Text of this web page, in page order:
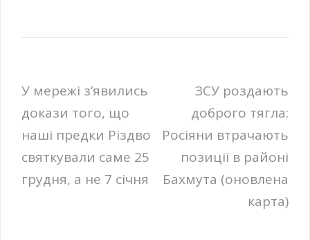
Навігація
записів
У мережі з’явились
докази того, що
наші предки Різдво
святкували саме 25
грудня, а не 7 січня
ЗСУ роздають
доброго тягла:
Росіяни втрачають
позиції в районі
Бахмута (оновлена
карта)